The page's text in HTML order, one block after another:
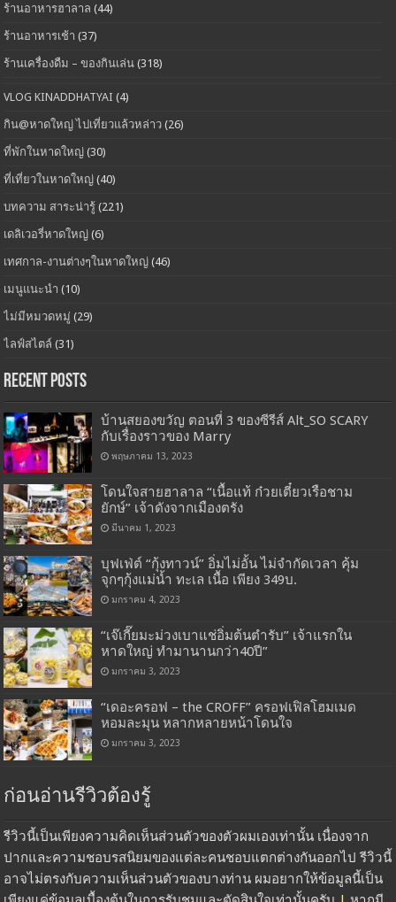
ร้านอาหารฮาลาล (44)
ร้านอาหารเช้า (37)
ร้านเครื่องดืม – ของกินเล่น (318)
VLOG KINADDHATYAI (4)
กิน@หาดใหญ่ ไปเที่ยวแล้วหล่าว (26)
ที่พักในหาดใหญ่ (30)
ที่เที่ยวในหาดใหญ่ (40)
บทความ สาระน่ารู้ (221)
เดลิเวอรี่หาดใหญ่ (6)
เทศกาล-งานต่างๆในหาดใหญ่ (46)
เมนูแนะนำ (10)
ไม่มีหมวดหมู่ (29)
ไลฟ์สไตล์ (31)
Recent Posts
บ้านสยองขวัญ ตอนที่ 3 ของซีรีส์ Alt_SO SCARY
กับเรื่องราวของ Marry
พฤษภาคม 13, 2023
โดนใจสายฮาลาล “เนื้อแท้ ก๋วยเตี๋ยวเรือชาม
ยักษ์” เจ้าดังจากเมืองตรัง
มีนาคม 1, 2023
บุฟเฟ่ต์ “กุ้งทาวน์” อิ่มไม่อั้น ไม่จำกัดเวลา คุ้ม
จุกๆกุ้งแม่น้ำ ทะเล เนื้อ เพียง 349บ.
มกราคม 4, 2023
“เจ๊เกี๊ยมะม่วงเบาแช่อิ่มต้นตำรับ” เจ้าแรกใน
หาดใหญ่ ทำมานานกว่า40ปี”
มกราคม 3, 2023
“เดอะครอฟ – the CROFF” ครอฟเฟิลโฮมเมด
หอมละมุน หลากหลายหน้าโดนใจ
มกราคม 3, 2023
ก่อนอ่านรีวิวต้องรู้
รีวิวนี้เป็นเพียงความคิดเห็นส่วนตัวของตัวผมเองเท่านั้น เนื่องจาก
ปากและความชอบรสนิยมของแต่ละคนชอบแตกต่างกันออกไป รีวิวนี้
อาจไม่ตรงกับความเห็นส่วนตัวของบางท่าน ผมอยากให้ข้อมูลนี้เป็น